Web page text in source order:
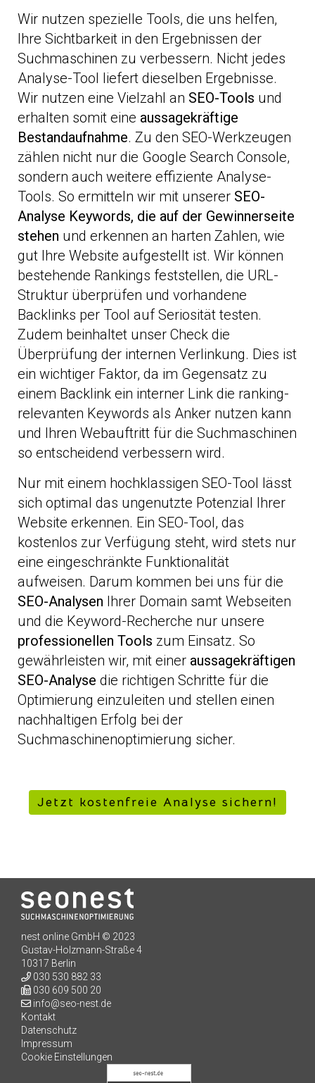
Wir nutzen spezielle Tools, die uns helfen,
Ihre Sichtbarkeit in den Ergebnissen der
Suchmaschinen zu verbessern. Nicht jedes
Analyse-Tool liefert dieselben Ergebnisse.
Wir nutzen eine Vielzahl an SEO-Tools und
erhalten somit eine aussagekräftige
Bestandaufnahme. Zu den SEO-Werkzeugen
zählen nicht nur die Google Search Console,
sondern auch weitere effiziente Analyse-
Tools. So ermitteln wir mit unserer SEO-
Analyse Keywords, die auf der Gewinnerseite
stehen und erkennen an harten Zahlen, wie
gut Ihre Website aufgestellt ist. Wir können
bestehende Rankings feststellen, die URL-
Struktur überprüfen und vorhandene
Backlinks per Tool auf Seriosität testen.
Zudem beinhaltet unser Check die
Überprüfung der internen Verlinkung. Dies ist
ein wichtiger Faktor, da im Gegensatz zu
einem Backlink ein interner Link die ranking-
relevanten Keywords als Anker nutzen kann
und Ihren Webauftritt für die Suchmaschinen
so entscheidend verbessern wird.
Nur mit einem hochklassigen SEO-Tool lässt
sich optimal das ungenutzte Potenzial Ihrer
Website erkennen. Ein SEO-Tool, das
kostenlos zur Verfügung steht, wird stets nur
eine eingeschränkte Funktionalität
aufweisen. Darum kommen bei uns für die
SEO-Analysen Ihrer Domain samt Webseiten
und die Keyword-Recherche nur unsere
professionellen Tools zum Einsatz. So
gewährleisten wir, mit einer aussagekräftigen
SEO-Analyse die richtigen Schritte für die
Optimierung einzuleiten und stellen einen
nachhaltigen Erfolg bei der
Suchmaschinenoptimierung sicher.
Jetzt kostenfreie Analyse sichern!
nest online GmbH © 2023
Gustav-Holzmann-Straße 4
10317 Berlin
030 530 882 33
030 609 500 20
info@seo-nest.de
Kontakt
Datenschutz
Impressum
Cookie Einstellungen
SEHR GUT